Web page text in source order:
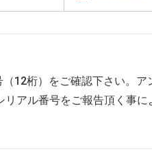
12桁）をご確認下さい。ア
アル番号をご報告頂く事に